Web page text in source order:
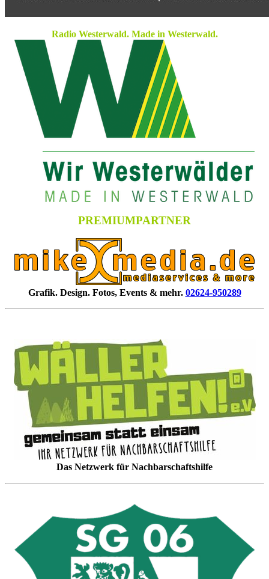
Radio Westerwald. Made in Westerwald.
PREMIUMPARTNER
Grafik. Design. Fotos, Events & mehr. 02624-950289
Das Netzwerk für Nachbarschaftshilfe